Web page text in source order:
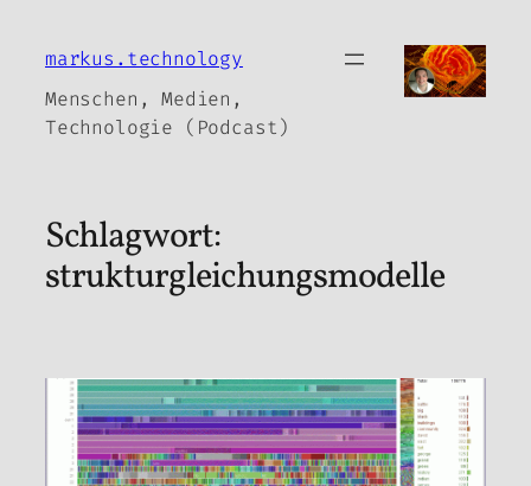
Inhalt
markus.technology
Menschen, Medien,
Technologie (Podcast)
Schlagwort:
strukturgleichungsmodelle